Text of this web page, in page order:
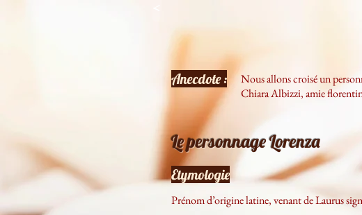
Anecdote :
Nous allons croisé un
Chiara Albizzi, amie
Le personnage Lorenza
Etymologie
Prénom d’origine latine, venant de Laurus